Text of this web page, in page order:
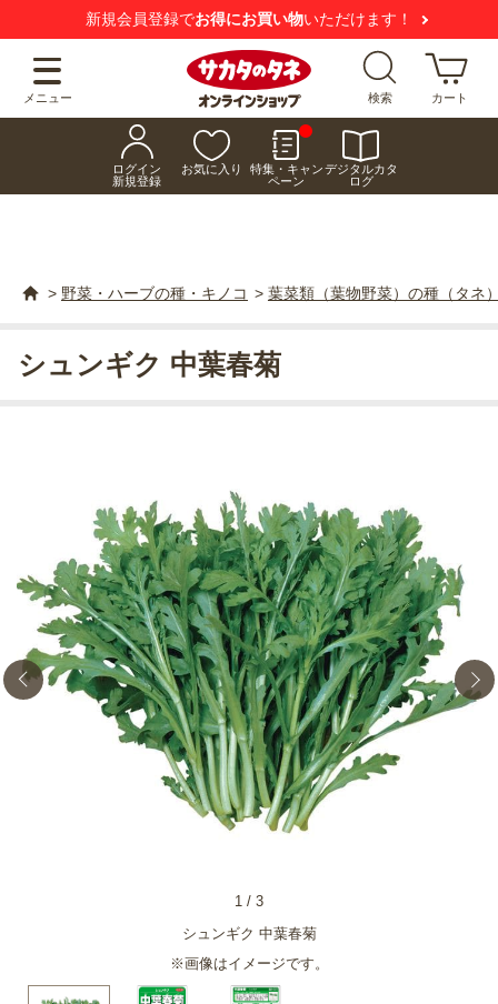
新規会員登録でお得にお買い物いただけます！
メニュー 検索 カート
ログイン
新規登録
お気に入り
特集・キャン
ペーン
デジタルカタ
ログ
> 野菜・ハーブの種・キノコ > 葉菜類（葉物野菜）の種（タネ
シュンギク 中葉春菊
※画像はイメージです。
1 / 3
シュンギク 中葉春菊